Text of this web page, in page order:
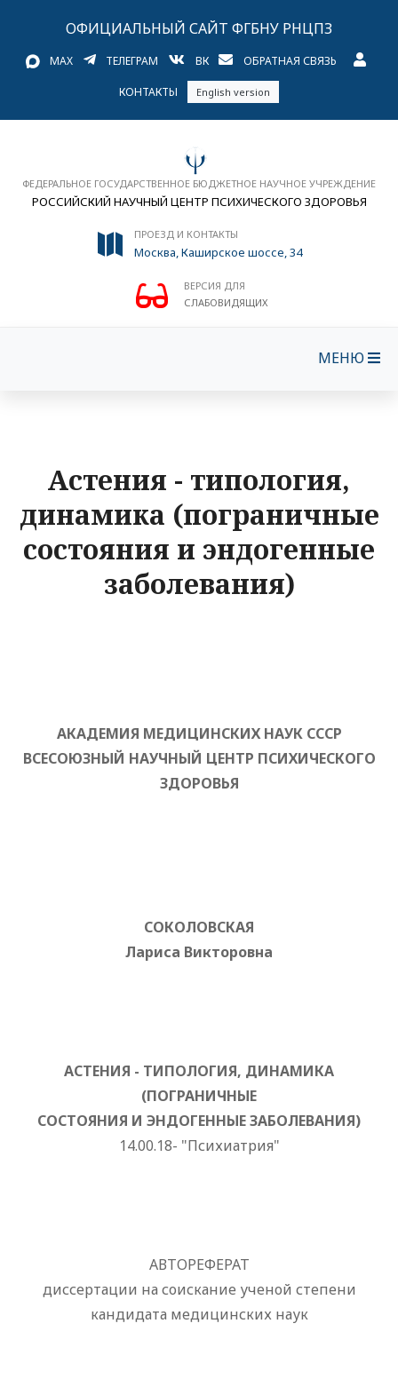
ОФИЦИАЛЬНЫЙ САЙТ ФГБНУ РНЦПЗ
MAX ТЕЛЕГРАМ ВК ОБРАТНАЯ СВЯЗЬ
КОНТАКТЫ English version
ФЕДЕРАЛЬНОЕ ГОСУДАРСТВЕННОЕ БЮДЖЕТНОЕ НАУЧНОЕ УЧРЕЖДЕНИЕ
РОССИЙСКИЙ НАУЧНЫЙ ЦЕНТР ПСИХИЧЕСКОГО ЗДОРОВЬЯ
ПРОЕЗД И КОНТАКТЫ
Москва, Каширское шоссе, 34
ВЕРСИЯ ДЛЯ
СЛАБОВИДЯЩИХ
МЕНЮ
Астения - типология,
динамика (пограничные
состояния и эндогенные
заболевания)
АКАДЕМИЯ МЕДИЦИНСКИХ НАУК СССР
ВСЕСОЮЗНЫЙ НАУЧНЫЙ ЦЕНТР ПСИХИЧЕСКОГО
ЗДОРОВЬЯ
СОКОЛОВСКАЯ
Лариса Викторовна
АСТЕНИЯ - ТИПОЛОГИЯ, ДИНАМИКА
(ПОГРАНИЧНЫЕ
СОСТОЯНИЯ И ЭНДОГЕННЫЕ ЗАБОЛЕВАНИЯ)
14.00.18- "Психиатрия"
АВТОРЕФЕРАТ
диссертации на соискание ученой степени
кандидата медицинских наук